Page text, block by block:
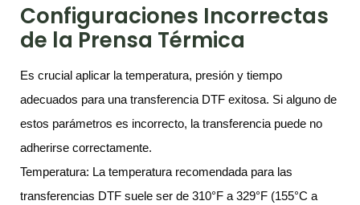
Configuraciones Incorrectas
de la Prensa Térmica
Es crucial aplicar la temperatura, presión y tiempo
adecuados para una transferencia DTF exitosa. Si alguno de
estos parámetros es incorrecto, la transferencia puede no
adherirse correctamente.
Temperatura: La temperatura recomendada para las
transferencias DTF suele ser de 310°F a 329°F (155°C a